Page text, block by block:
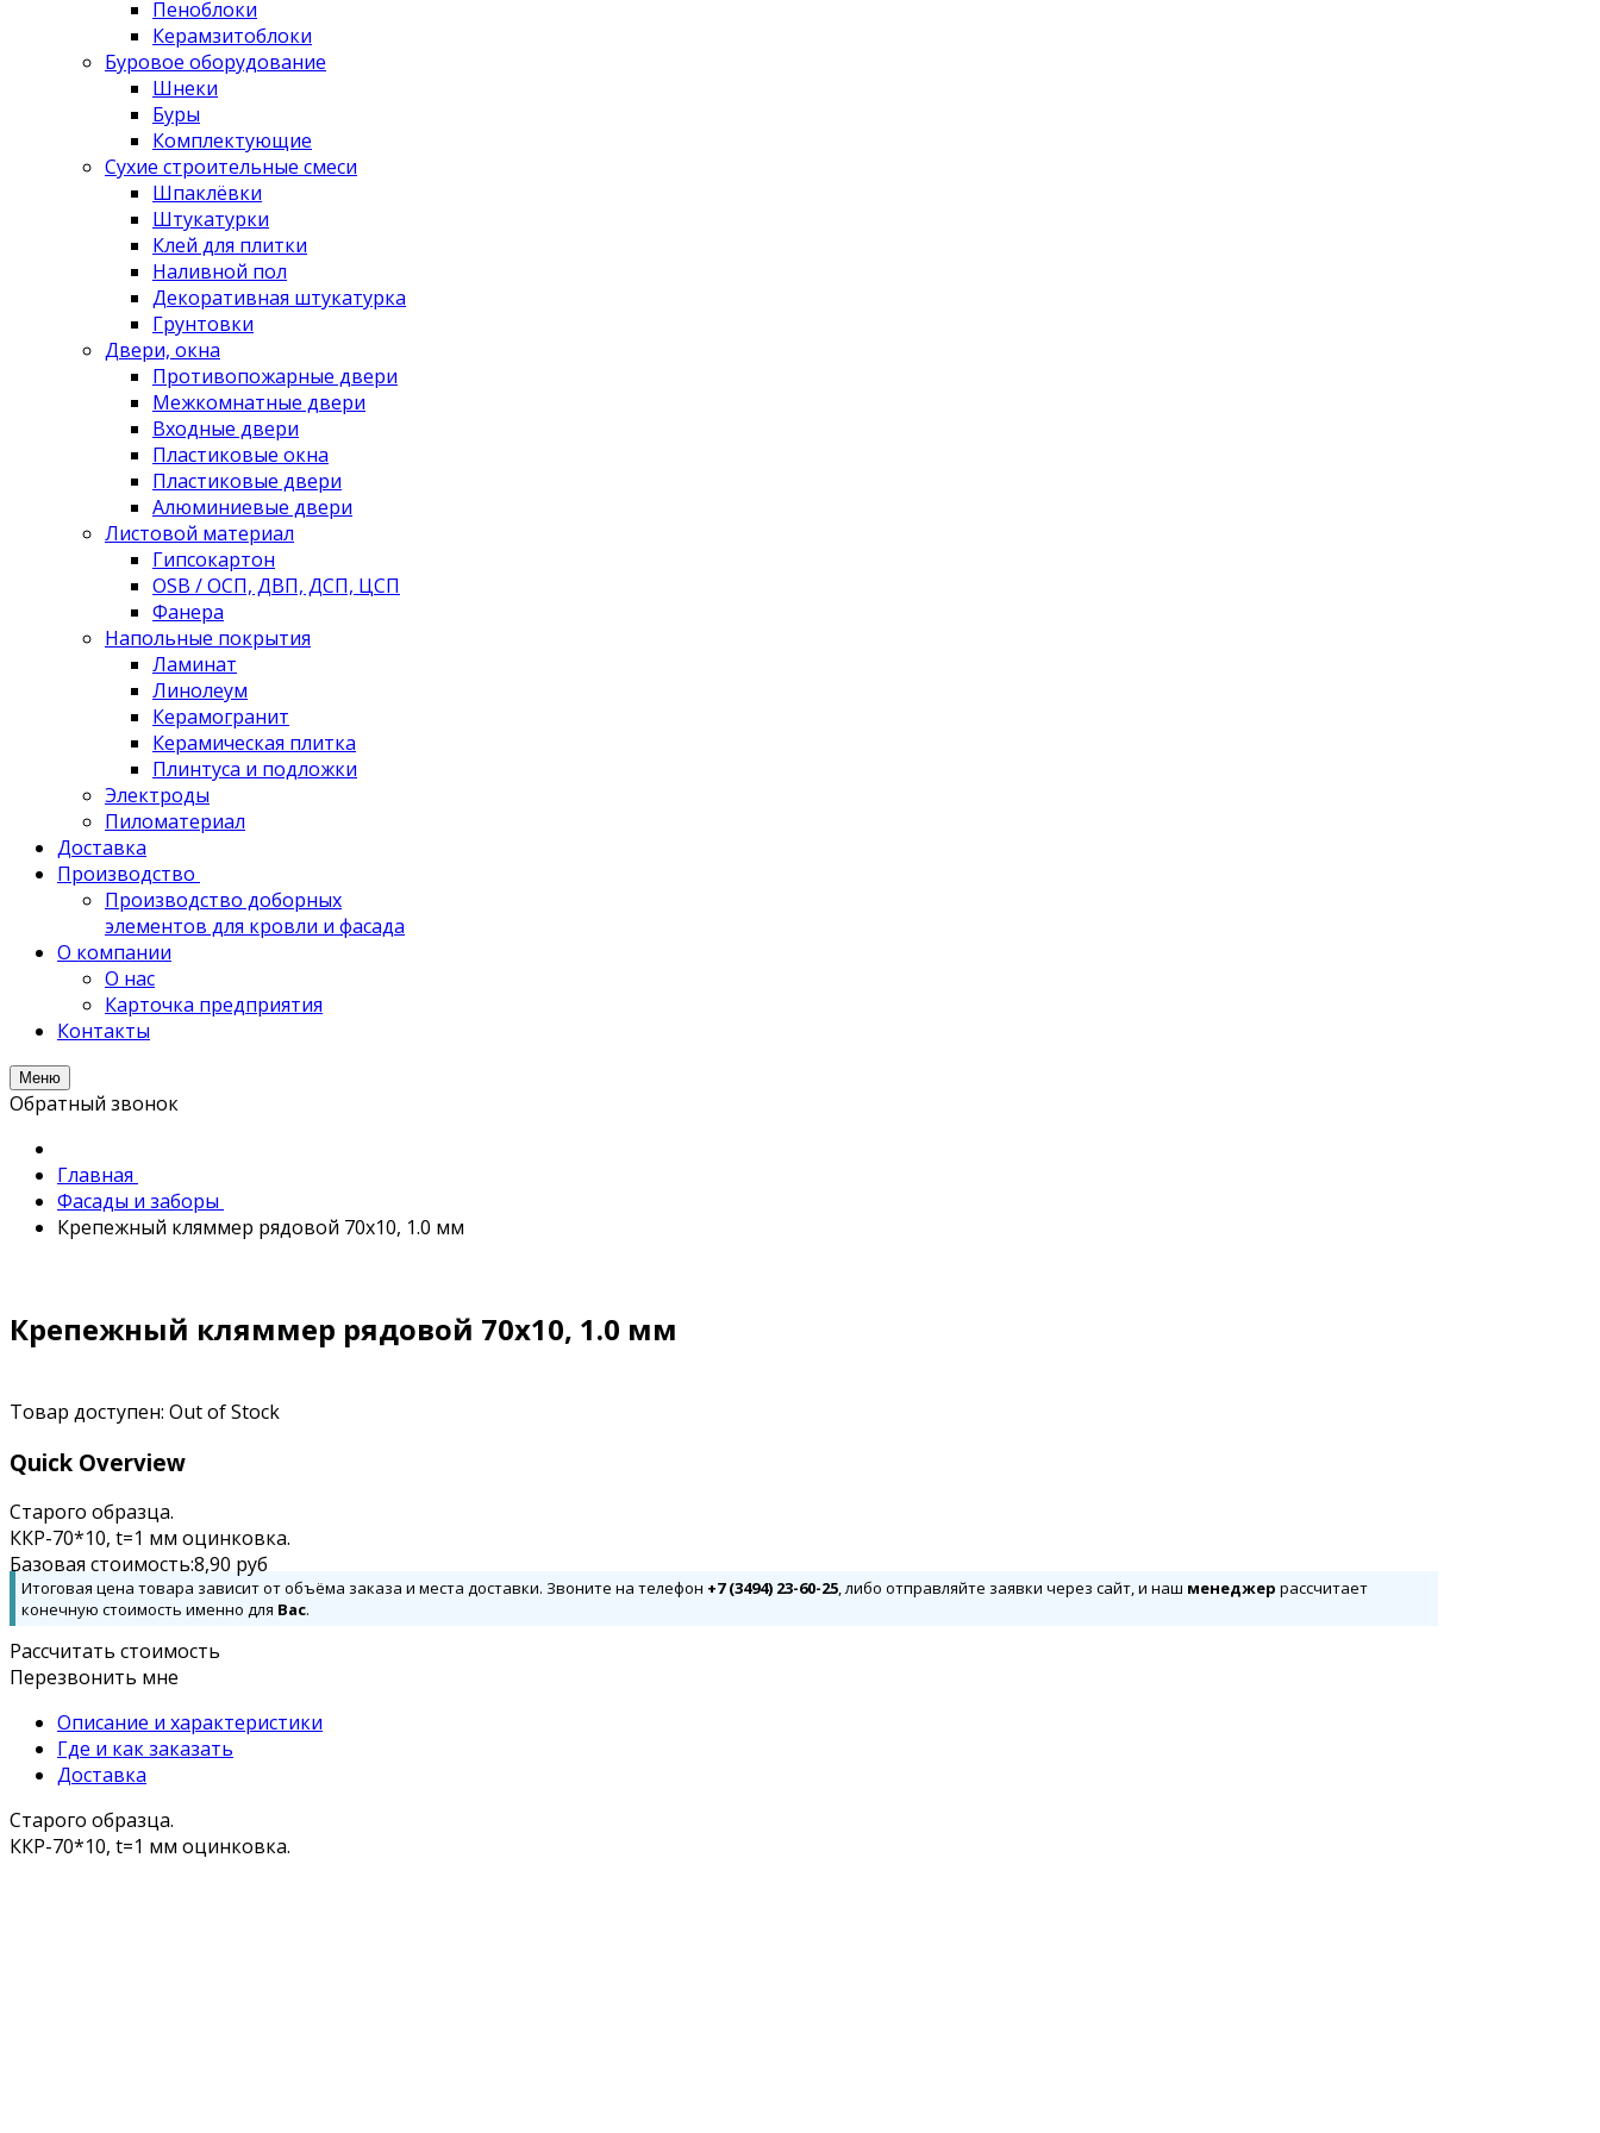
Пеноблоки
Керамзитоблоки
Буровое оборудование
Шнеки
Буры
Комплектующие
Сухие строительные смеси
Шпаклёвки
Штукатурки
Клей для плитки
Наливной пол
Декоративная штукатурка
Грунтовки
Двери, окна
Противопожарные двери
Межкомнатные двери
Входные двери
Пластиковые окна
Пластиковые двери
Алюминиевые двери
Листовой материал
Гипсокартон
OSB / ОСП, ДВП, ДСП, ЦСП
Фанера
Напольные покрытия
Ламинат
Линолеум
Керамогранит
Керамическая плитка
Плинтуса и подложки
Электроды
Пиломатериал
Доставка
Производство
Производство доборных
элементов для кровли и фасада
О компании
О нас
Карточка предприятия
Контакты
Меню
Обратный звонок
Главная
Фасады и заборы
Крепежный кляммер рядовой 70х10, 1.0 мм
Крепежный кляммер рядовой 70х10, 1.0 мм
Товар доступен: Out of Stock
Quick Overview
Старого образца.
ККР-70*10, t=1 мм оцинковка.
Базовая стоимость:8,90 руб
Итоговая цена товара зависит от объёма заказа и места доставки. Звоните на телефон +7 (3494) 23-60-25, либо отправляйте заявки через сайт, и наш менеджер рассчитает
конечную стоимость именно для Вас.
Рассчитать стоимость
Перезвонить мне
Описание и характеристики
Где и как заказать
Доставка
Старого образца.
ККР-70*10, t=1 мм оцинковка.